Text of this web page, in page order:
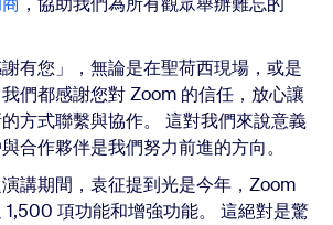
有您」，無論是在聖荷西現場，或是
們都感謝您對 Zoom 的信任，放心讓
方式聯繫與協作。 這對我們來說意義
合作夥伴是我們努力前進的方向。
講期間，袁征提到光是今年，Zoom
1,500 項功能和增強功能。 這絕對是驚